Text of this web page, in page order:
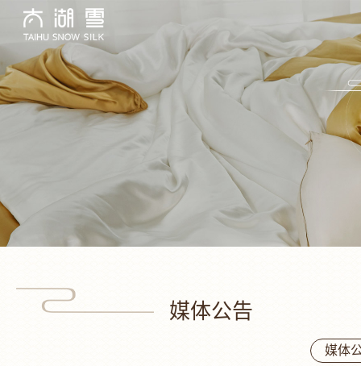
媒体公告
媒体